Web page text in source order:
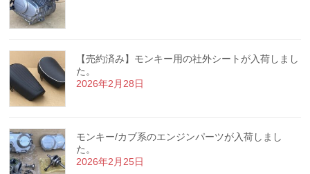
【売約済み】モンキー用の社外シートが入荷しまし
た。
2026年2月28日
モンキー/カブ系のエンジンパーツが入荷しまし
た。
2026年2月25日